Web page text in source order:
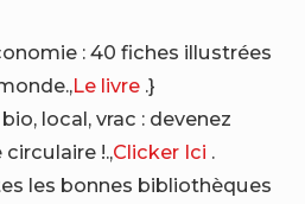
: 40 fiches illustrées
Le livre .}
local, vrac : devenez
!.,Clicker Ici .
les bonnes bibliothèques